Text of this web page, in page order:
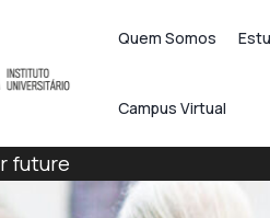
Quem Somos
Campus Virtual
future